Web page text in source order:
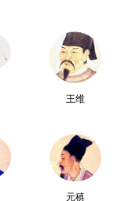
王维
元稹